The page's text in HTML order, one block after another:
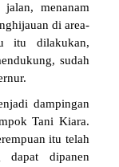
jalan, menanam
di area-
itu dilakukan,
sudah
dampingan
Tani Kiara.
itu telah
dapat dipanen